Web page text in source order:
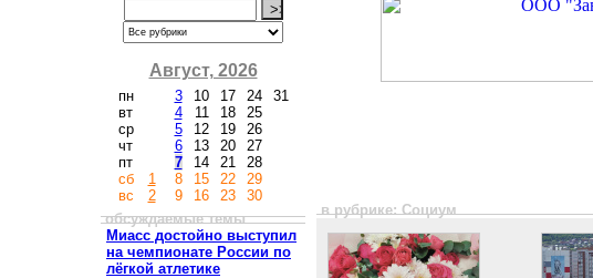
Август, 2026
пн
вт
ср
чт
пт
сб
вс
1
2
3
4
5
6
7
8
9
10
11
12
13
14
15
16
17
18
19
20
21
22
23
24
25
26
27
28
29
30
31
обсуждаемые темы
Миасс достойно выступил
на чемпионате России по
лёгкой атлетике
в рубрике: Социум